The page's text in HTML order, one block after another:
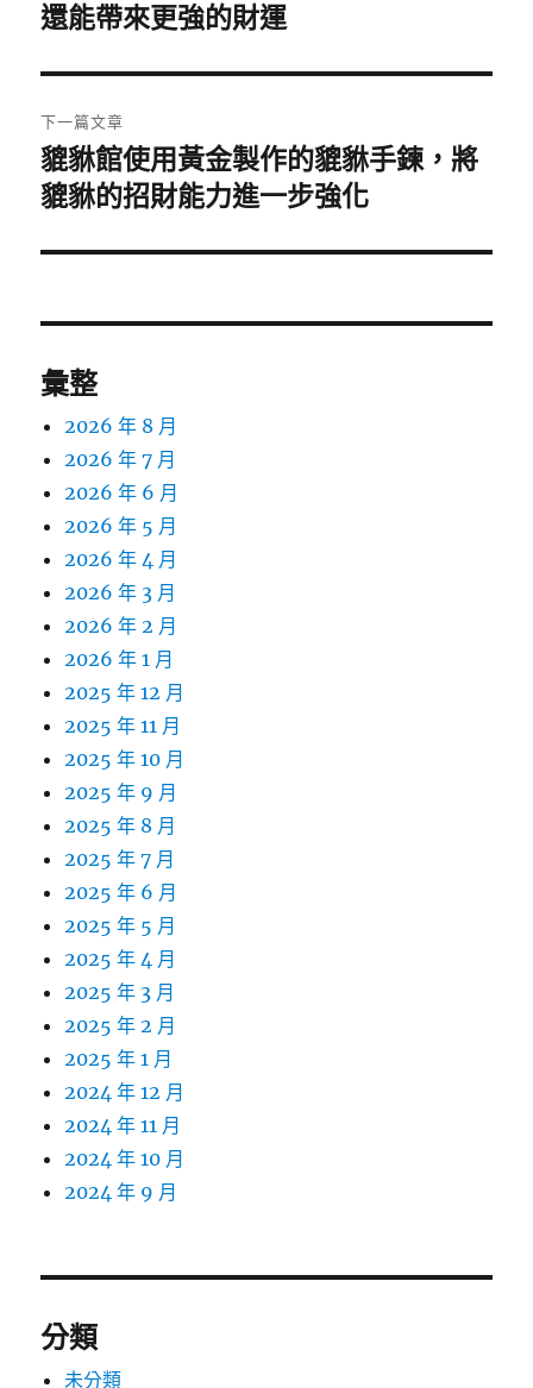
導
覽
一
文
章:
還能帶來更強的財運
下一篇文章
下
一
文
貔貅館使用黃金製作的貔貅手鍊，將
貔貅的招財能力進一步強化
彙整
2026 年 8 月
2026 年 7 月
2026 年 6 月
2026 年 5 月
2026 年 4 月
2026 年 3 月
2026 年 2 月
2026 年 1 月
2025 年 12 月
2025 年 11 月
2025 年 10 月
2025 年 9 月
2025 年 8 月
2025 年 7 月
2025 年 6 月
2025 年 5 月
2025 年 4 月
2025 年 3 月
2025 年 2 月
2025 年 1 月
2024 年 12 月
2024 年 11 月
2024 年 10 月
2024 年 9 月
分類
未分類